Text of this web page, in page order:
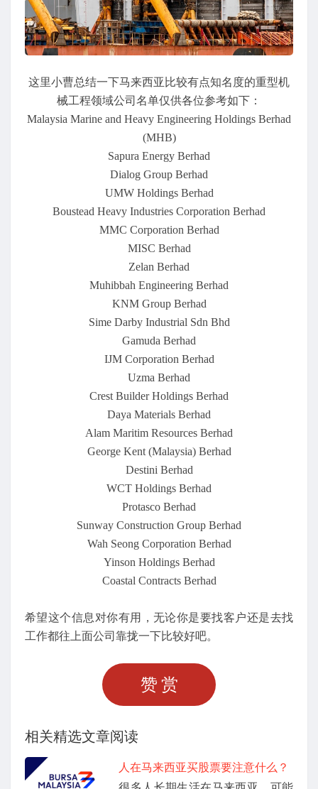
这里小曹总结一下马来西亚比较有点知名度的重型机
械工程领域公司名单仅供各位参考如下：
Malaysia Marine and Heavy Engineering Holdings Berhad
(MHB)
Sapura Energy Berhad
Dialog Group Berhad
UMW Holdings Berhad
Boustead Heavy Industries Corporation Berhad
MMC Corporation Berhad
MISC Berhad
Zelan Berhad
Muhibbah Engineering Berhad
KNM Group Berhad
Sime Darby Industrial Sdn Bhd
Gamuda Berhad
IJM Corporation Berhad
Uzma Berhad
Crest Builder Holdings Berhad
Daya Materials Berhad
Alam Maritim Resources Berhad
George Kent (Malaysia) Berhad
Destini Berhad
WCT Holdings Berhad
Protasco Berhad
Sunway Construction Group Berhad
Wah Seong Corporation Berhad
Yinson Holdings Berhad
Coastal Contracts Berhad
希望这个信息对你有用，无论你是要找客户还是去找
工作都往上面公司靠拢一下比较好吧。
赞赏
相关精选文章阅读
人在马来西亚买股票要注意什么？